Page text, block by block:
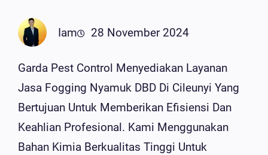
Iam 28 November 2024
Garda Pest Control Menyediakan Layanan
Jasa Fogging Nyamuk DBD Di Cileunyi Yang
Bertujuan Untuk Memberikan Efisiensi Dan
Keahlian Profesional. Kami Menggunakan
Bahan Kimia Berkualitas Tinggi Untuk